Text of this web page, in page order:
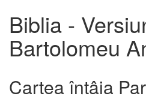
Biblia -
Bartolomeu
Cartea întâia